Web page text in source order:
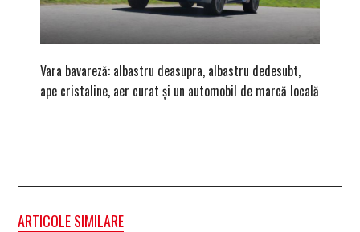
Vara bavareză: albastru deasupra, albastru dedesubt,
ape cristaline, aer curat și un automobil de marcă locală
ARTICOLE SIMILARE